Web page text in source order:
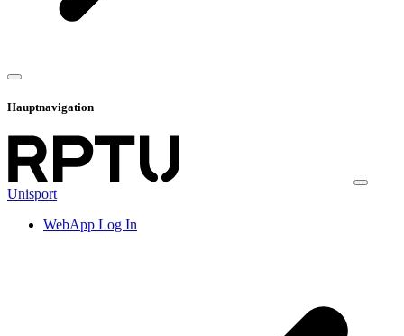
Hauptnavigation
Unisport
WebApp Log In